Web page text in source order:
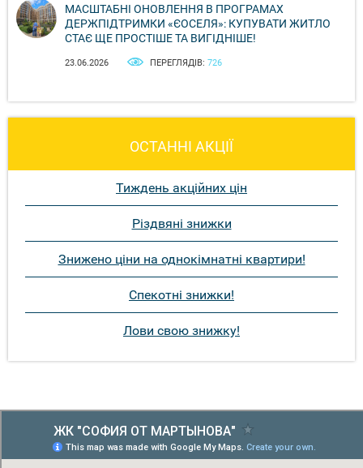
МАСШТАБНІ ОНОВЛЕННЯ В ПРОГРАМАХ
ДЕРЖПІДТРИМКИ «ЄОСЕЛЯ»: КУПУВАТИ ЖИТЛО
СТАЄ ЩЕ ПРОСТІШЕ ТА ВИГІДНІШЕ!
23.06.2026 ПЕРЕГЛЯДІВ: 726
ОСТАННІ АКЦІЇ
Тиждень акційних цін
Різдвяні знижки
Знижено ціни на однокімнатні квартири!
Спекотні знижки!
Лови свою знижку!